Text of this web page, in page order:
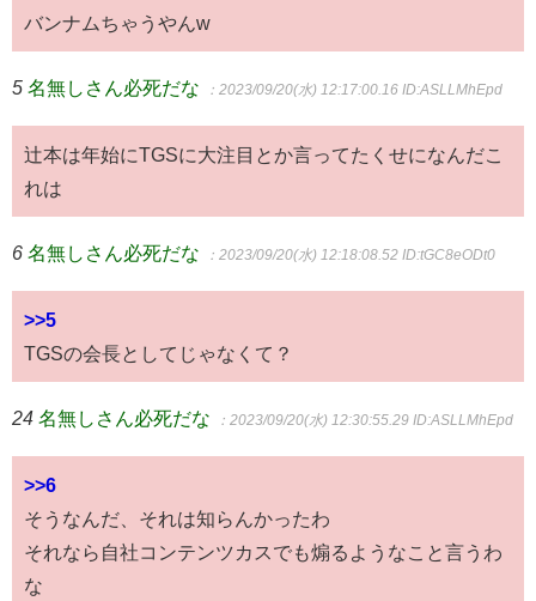
バンナムちゃうやんw
5 名無しさん必死だな ：2023/09/20(水) 12:17:00.16 ID:ASLLMhEpd
辻本は年始にTGSに大注目とか言ってたくせになんだこ
れは
6 名無しさん必死だな ：2023/09/20(水) 12:18:08.52 ID:tGC8eODt0
>>5
TGSの会長としてじゃなくて？
24 名無しさん必死だな ：2023/09/20(水) 12:30:55.29 ID:ASLLMhEpd
>>6
そうなんだ、それは知らんかったわ
それなら自社コンテンツカスでも煽るようなこと言うわ
な